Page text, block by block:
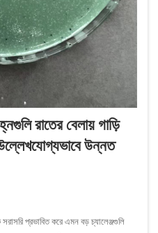
রাতের বেলায় গাড়ি
উল্লেখযোগ্যভাবে উন্নত
সরাসরি প্রভাবিত করে এমন বড় চ্যালেঞ্জগুলি